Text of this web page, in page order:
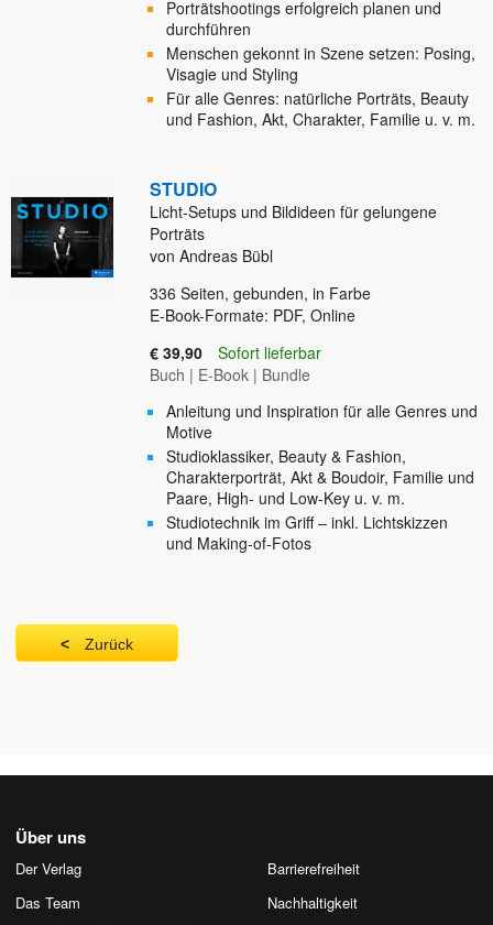
Porträtshootings erfolgreich planen und
durchführen
Menschen gekonnt in Szene setzen: Posing,
Visagie und Styling
Für alle Genres: natürliche Porträts, Beauty
und Fashion, Akt, Charakter, Familie u. v. m.
STUDIO
Licht-Setups und Bildideen für gelungene
Porträts
von Andreas Bübl
336 Seiten, gebunden, in Farbe
E-Book-Formate: PDF, Online
€ 39,90
Sofort lieferbar
Buch | E-Book | Bundle
Anleitung und Inspiration für alle Genres und
Motive
Studioklassiker, Beauty & Fashion,
Charakterporträt, Akt & Boudoir, Familie und
Paare, High- und Low-Key u. v. m.
Studiotechnik im Griff – inkl. Lichtskizzen
und Making-of-Fotos
Zurück
Über uns
Der Verlag
Das Team
Barrierefreiheit
Nachhaltigkeit